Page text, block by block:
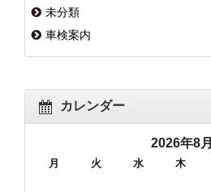
未分類
車検案内
カレンダー
2026年8月
月 火 水 木